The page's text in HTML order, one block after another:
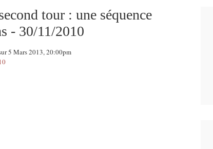
tour : une séquence
- 30/11/2010
5 Mars 2013, 20:00pm